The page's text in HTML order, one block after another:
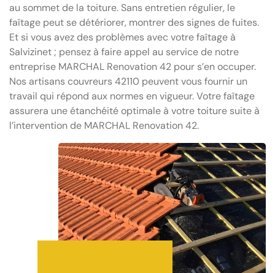
au sommet de la toiture. Sans entretien régulier, le
faîtage peut se détériorer, montrer des signes de fuites.
Et si vous avez des problèmes avec votre faîtage à
Salvizinet ; pensez à faire appel au service de notre
entreprise MARCHAL Renovation 42 pour s’en occuper.
Nos artisans couvreurs 42110 peuvent vous fournir un
travail qui répond aux normes en vigueur. Votre faîtage
assurera une étanchéité optimale à votre toiture suite à
l’intervention de MARCHAL Renovation 42.